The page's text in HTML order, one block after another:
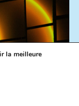
la meilleure